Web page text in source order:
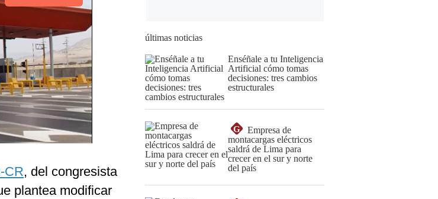
CR, del congresista
plantea modificar
últimas noticias
Enséñale a tu Inteligencia
Artificial cómo tomas
decisiones: tres cambios
estructurales
G
Empresa de
montacargas eléctricos
saldrá de Lima para
crecer en el sur y norte
del país